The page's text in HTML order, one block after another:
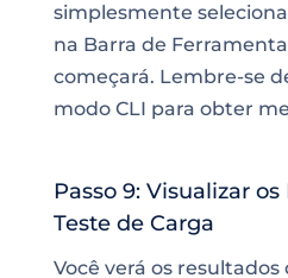
simplesmente
na Barra de
começará. Lembre-se
modo CLI para obter
Passo 9: Visualizar
Teste de Carga
Você verá os